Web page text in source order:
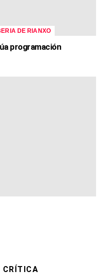
DE RIANXO
programación
CRÍTICA